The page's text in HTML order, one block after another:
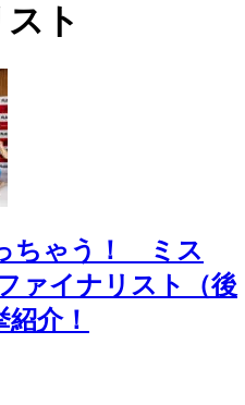
ト
ちゃう！ ミス
ァイナリスト（後
介！